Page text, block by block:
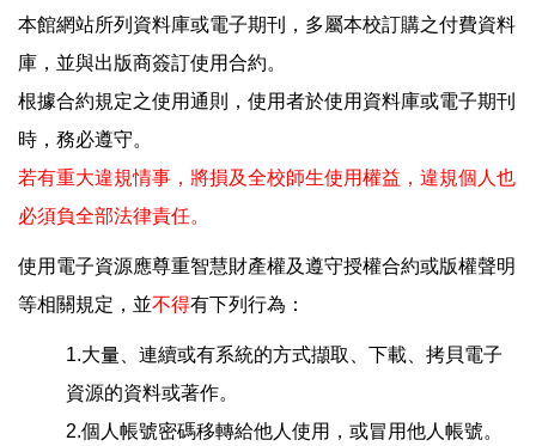
本館網站所列資料庫或電子期刊，多屬本校訂購之付費資料
庫，並與出版商簽訂使用合約。
根據合約規定之使用通則，使用者於使用資料庫或電子期刊
時，務必遵守。
若有重大違規情事，將損及全校師生使用權益，違規個人也
必須負全部法律責任。
使用電子資源應尊重智慧財產權及遵守授權合約或版權聲明
等相關規定，並不得有下列行為：
1.大量、連續或有系統的方式擷取、下載、拷貝電子
資源的資料或著作。
2.個人帳號密碼移轉給他人使用，或冒用他人帳號。